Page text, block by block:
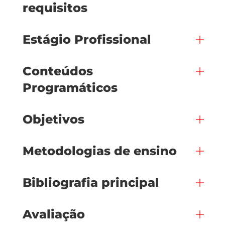
requisitos
Estágio Profissional
Conteúdos
Programáticos
Objetivos
Metodologias de ensino
Bibliografia principal
Avaliação